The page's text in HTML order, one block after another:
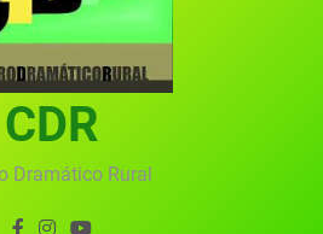
Dramático Rural el 20 de
en el VI Certamen
de piezas breves teatrales
Dramático Rural de Mira
Dramático Rural de
CDR
Dramático Rural